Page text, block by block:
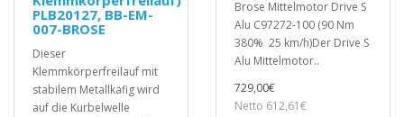
PLB20127, BB-EM-
007-BROSE
Dieser
Klemmkörperfreilauf mit
stabilem Metallkäfig wird
auf die Kurbelwelle
Brose Mittelmotor Drive S
Alu C97272-100 (90 Nm
380% 25 km/h)Der Drive S
Alu Mittelmotor..
729,00€
Netto 612,61€